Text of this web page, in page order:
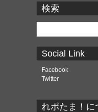
カ
イ
ブ
検索
検
Social Link
Facebook
Twitter
れポたま！に